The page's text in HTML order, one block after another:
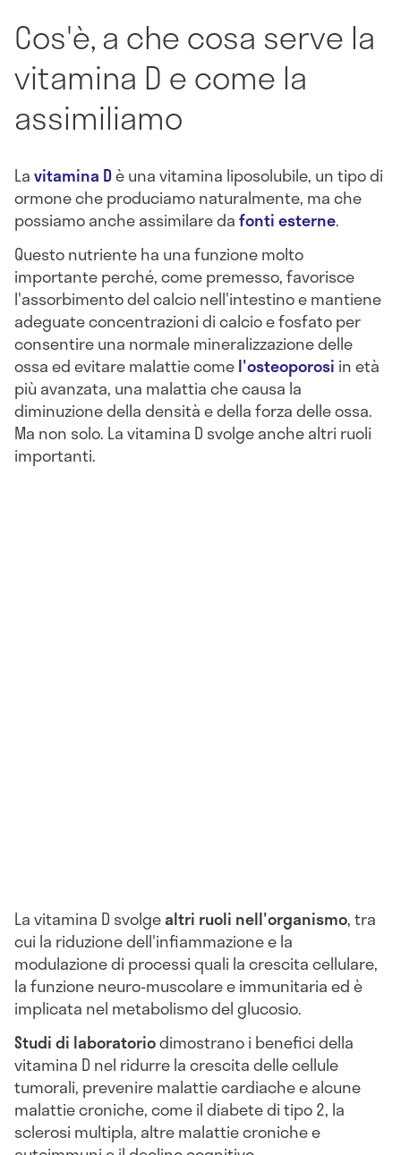
Cos'è, a che cosa serve la
vitamina D e come la
assimiliamo
Lavitamina Dè una vitamina liposolubile, un tipo di
ormone che produciamo naturalmente, ma che
possiamo anche assimilare dafonti esterne.
Questo nutriente ha una funzione molto
importante perché, come premesso, favorisce
l'assorbimento del calcio nell'intestino e mantiene
adeguate concentrazioni di calcio e fosfato per
consentire una normale mineralizzazione delle
ossa ed evitare malattie comel'osteoporosi in età
più avanzata, una malattia che causa la
diminuzione della densità e della forza delle ossa.
Ma non solo. La vitamina D svolge anche altri ruoli
importanti.
La vitamina D svolgealtri ruoli nell'organismo, tra
cui la riduzione dell'infiammazione e la
modulazione di processi quali la crescita cellulare,
la funzione neuro-muscolare e immunitaria ed è
implicata nel metabolismo del glucosio.
Studi di laboratoriodimostrano i benefici della
vitamina D nel ridurre la crescita delle cellule
tumorali, prevenire malattie cardiache e alcune
malattie croniche, come il diabete di tipo 2, la
sclerosi multipla, altre malattie croniche e